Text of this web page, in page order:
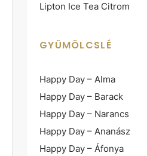
Lipton Ice Tea Citrom
GYÜMÖLCSLÉ
Happy Day – Alma
Happy Day – Barack
Happy Day – Narancs
Happy Day – Ananász
Happy Day – Áfonya